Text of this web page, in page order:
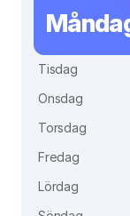
Tisdag
Onsdag
Torsdag
Fredag
Lördag